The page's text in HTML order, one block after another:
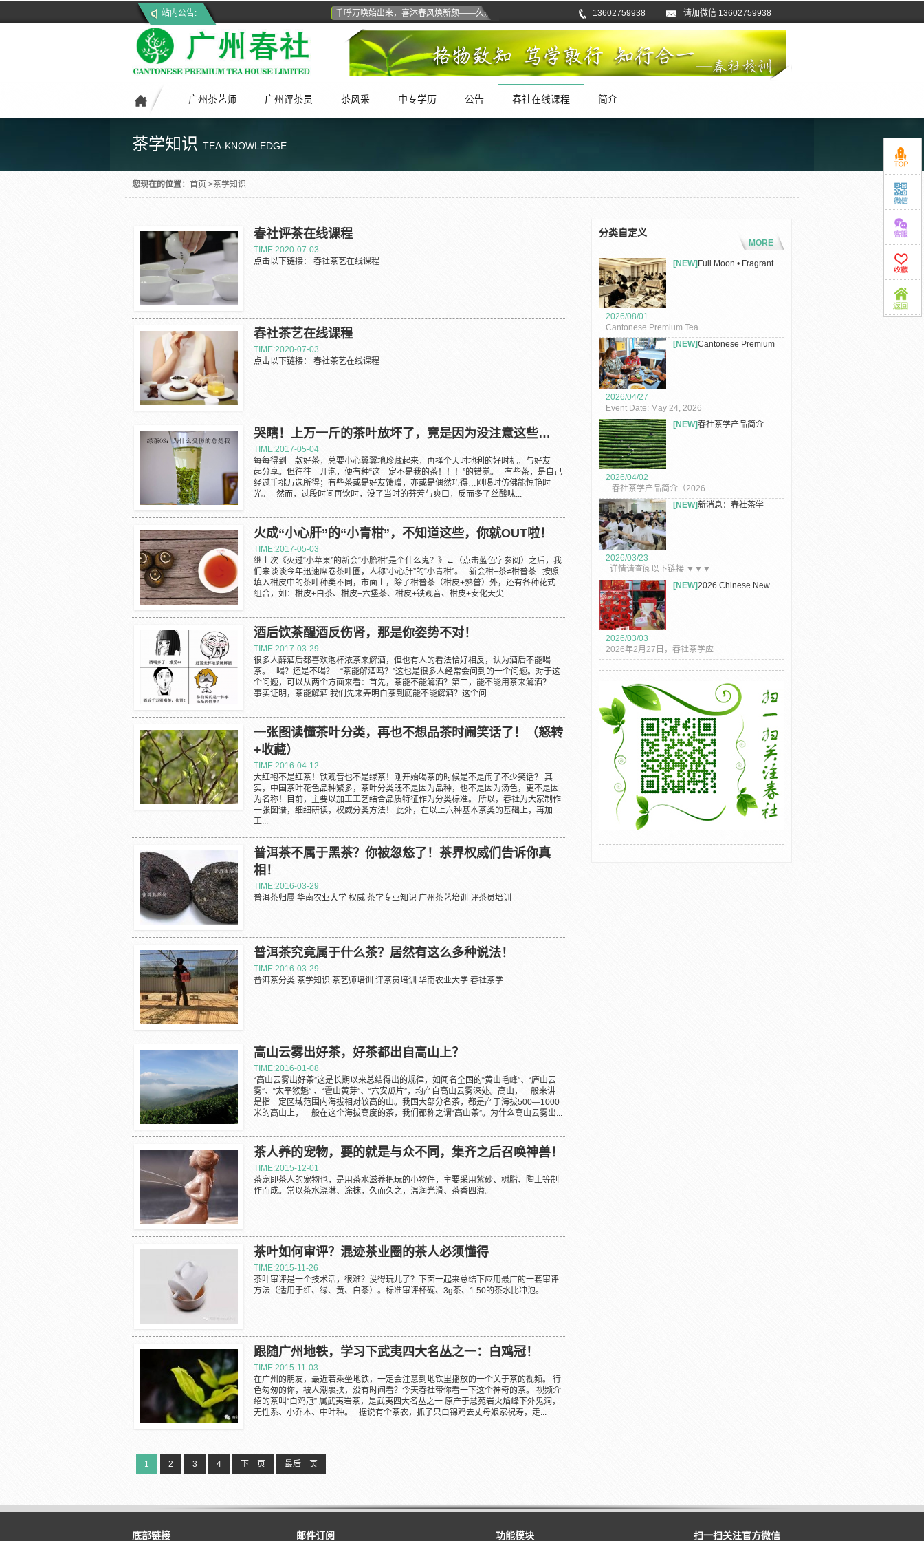
站内公告: 千呼万唤始出来，喜沐春风焕新颜——久别的春社茶园体验游浪漫重启！ 重磅消息 欢迎加入春社茶学QQ群、微信群！
请加微信 13602759938
13602759938
广州茶艺师 广州评茶员 茶风采 中专学历 公告 春社在线课程 简介
茶学知识 TEA-KNOWLEDGE
您现在的位置： 首页 >茶学知识
分类自定义
MORE
[NEW] Full Moon • Fragrant
2026/08/01
Cantonese Premium Tea
House Ltd. – 2026 Mid–
Autumn ...
[NEW]Cantonese Premium
2026/04/27
Event Date: May 24, 2026
Venue: Sichuan House
Restaurant,...
[NEW]春社茶学产品简介
2026/04/02
春社茶学产品简介（2026
年） – 春社茶学老树红茶品...
[NEW]新消息：春社茶学
2026/03/23
详情请查阅以下链接 ▼▼▼
新消息：春社茶学2026年茶
艺师鉴定...
[NEW]2026 Chinese New
2026/03/03
2026年2月27日，春社茶学应
海外友人之约，在爱丁堡知名
华人餐...
春社评茶在线课程
TIME:2020-07-03
点击以下链接： 春社茶艺在线课程
春社茶艺在线课程
TIME:2020-07-03
点击以下链接： 春社茶艺在线课程
哭瞎！上万一斤的茶叶放坏了，竟是因为没注意这些…
TIME:2017-05-04
每每得到一款好茶，总要小心翼翼地珍藏起来，再择个天时地利的好时机，与好友一
起分享。但往往一开泡，便有种“这一定不是我的茶！！！”的错觉。 有些茶，是自己
经过千挑万选所得；有些茶或是好友馈赠，亦或是偶然巧得…刚喝时仿佛能惊艳时
光。 然而，过段时间再饮时，没了当时的芬芳与爽口，反而多了丝酸味...
火成“小心肝”的“小青柑”，不知道这些，你就OUT啦！
TIME:2017-05-03
继上次《火过“小苹果”的新会“小胎柑”是个什么鬼？》←（点击蓝色字参阅）之后，我
们来谈谈今年迅速席卷茶叶圈，人称“小心肝”的“小青柑”。 新会柑+茶≠柑普茶 按照
填入柑皮中的茶叶种类不同，市面上，除了柑普茶（柑皮+熟普）外，还有各种花式
组合，如：柑皮+白茶、柑皮+六堡茶、柑皮+铁观音、柑皮+安化天尖...
酒后饮茶醒酒反伤肾，那是你姿势不对！
TIME:2017-03-29
很多人醉酒后都喜欢泡杯浓茶来解酒，但也有人的看法恰好相反，认为酒后不能喝
茶。 喝？还是不喝？ “茶能解酒吗？”这也是很多人经常会问到的一个问题。对于这
个问题，可以从两个方面来看：首先，茶能不能解酒？第二，能不能用茶来解酒？
事实证明，茶能解酒 我们先来弄明白茶到底能不能解酒？这个问...
一张图读懂茶叶分类，再也不想品茶时闹笑话了！（怒转
+收藏）
TIME:2016-04-12
大红袍不是红茶！铁观音也不是绿茶！刚开始喝茶的时候是不是闹了不少笑话？ 其
实，中国茶叶花色品种繁多，茶叶分类既不是因为品种，也不是因为汤色，更不是因
为名称！目前，主要以加工工艺结合品质特征作为分类标准。 所以，春社为大家制作
一张图谱，细细研读，权威分类方法！ 此外，在以上六种基本茶类的基础上，再加
工...
普洱茶不属于黑茶？你被忽悠了！茶界权威们告诉你真
相！
TIME:2016-03-29
普洱茶归属 华南农业大学 权威 茶学专业知识 广州茶艺培训 评茶员培训
普洱茶究竟属于什么茶？居然有这么多种说法！
TIME:2016-03-29
普洱茶分类 茶学知识 茶艺师培训 评茶员培训 华南农业大学 春社茶学
高山云雾出好茶，好茶都出自高山上？
TIME:2016-01-08
“高山云雾出好茶”这是长期以来总结得出的规律，如闻名全国的“黄山毛峰”、“庐山云
雾”、“太平猴魁” 、“霍山黄芽”、“六安瓜片”，均产自高山云雾深处。高山，一般来讲
是指一定区域范围内海拔相对较高的山。我国大部分名茶，都是产于海拔500—1000
米的高山上，一般在这个海拔高度的茶，我们都称之谓“高山茶”。为什么高山云雾出...
茶人养的宠物，要的就是与众不同，集齐之后召唤神兽！
TIME:2015-12-01
茶宠即茶人的宠物也，是用茶水滋养把玩的小物件，主要采用紫砂、树脂、陶土等制
作而成。常以茶水浇淋、涂抹，久而久之，温润光滑、茶香四溢。
茶叶如何审评？混迹茶业圈的茶人必须懂得
TIME:2015-11-26
茶叶审评是一个技术活，很难？没得玩儿了？下面一起来总结下应用最广的一套审评
方法（适用于红、绿、黄、白茶）。标准审评杯碗、3g茶、1:50的茶水比冲泡。
跟随广州地铁，学习下武夷四大名丛之一：白鸡冠！
TIME:2015-11-03
在广州的朋友，最近若乘坐地铁，一定会注意到地铁里播放的一个关于茶的视频。 行
色匆匆的你，被人潮裹挟，没有时间看？今天春社带你看一下这个神奇的茶。 视频介
绍的茶叫“白鸡冠” 属武夷岩茶，是武夷四大名丛之一 原产于慧苑岩火焰峰下外鬼洞，
无性系、小乔木、中叶种。 据说有个茶农，抓了只白锦鸡去丈母娘家祝寿，走...
1 2 3 4 下一页 最后一页
底部链接 邮件订阅 功能模块 扫一扫关注官方微信